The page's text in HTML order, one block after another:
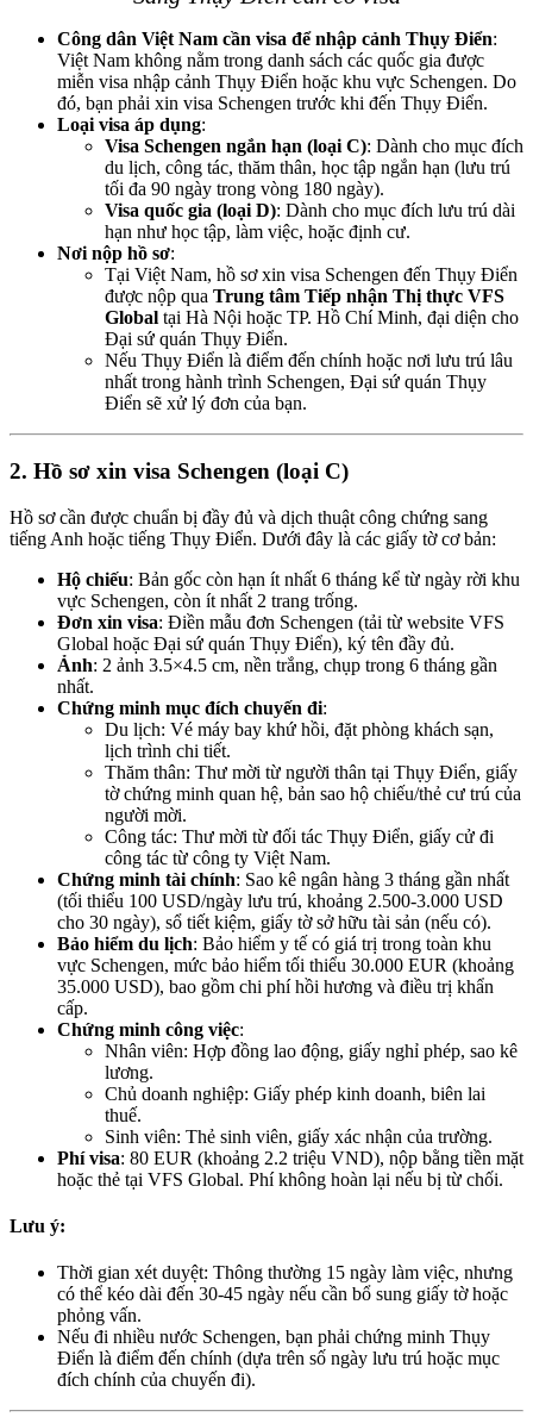
Công dân Việt Nam cần visa để nhập cảnh Thụy Điển:
Việt Nam không nằm trong danh sách các quốc gia được
miễn visa nhập cảnh Thụy Điển hoặc khu vực Schengen. Do
đó, bạn phải xin visa Schengen trước khi đến Thụy Điển.
Loại visa áp dụng:
Visa Schengen ngắn hạn (loại C): Dành cho mục đích
du lịch, công tác, thăm thân, học tập ngắn hạn (lưu trú
tối đa 90 ngày trong vòng 180 ngày).
Visa quốc gia (loại D): Dành cho mục đích lưu trú dài
hạn như học tập, làm việc, hoặc định cư.
Nơi nộp hồ sơ:
Tại Việt Nam, hồ sơ xin visa Schengen đến Thụy Điển
được nộp qua Trung tâm Tiếp nhận Thị thực VFS
Global tại Hà Nội hoặc TP. Hồ Chí Minh, đại diện cho
Đại sứ quán Thụy Điển.
Nếu Thụy Điển là điểm đến chính hoặc nơi lưu trú lâu
nhất trong hành trình Schengen, Đại sứ quán Thụy
Điển sẽ xử lý đơn của bạn.
2. Hồ sơ xin visa Schengen (loại C)
Hồ sơ cần được chuẩn bị đầy đủ và dịch thuật công chứng sang
tiếng Anh hoặc tiếng Thụy Điển. Dưới đây là các giấy tờ cơ bản:
Hộ chiếu: Bản gốc còn hạn ít nhất 6 tháng kể từ ngày rời khu
vực Schengen, còn ít nhất 2 trang trống.
Đơn xin visa: Điền mẫu đơn Schengen (tải từ website VFS
Global hoặc Đại sứ quán Thụy Điển), ký tên đầy đủ.
Ảnh: 2 ảnh 3.5×4.5 cm, nền trắng, chụp trong 6 tháng gần
nhất.
Chứng minh mục đích chuyến đi:
Du lịch: Vé máy bay khứ hồi, đặt phòng khách sạn,
lịch trình chi tiết.
Thăm thân: Thư mời từ người thân tại Thụy Điển, giấy
tờ chứng minh quan hệ, bản sao hộ chiếu/thẻ cư trú của
người mời.
Công tác: Thư mời từ đối tác Thụy Điển, giấy cử đi
công tác từ công ty Việt Nam.
Chứng minh tài chính: Sao kê ngân hàng 3 tháng gần nhất
(tối thiểu 100 USD/ngày lưu trú, khoảng 2.500-3.000 USD
cho 30 ngày), sổ tiết kiệm, giấy tờ sở hữu tài sản (nếu có).
Bảo hiểm du lịch: Bảo hiểm y tế có giá trị trong toàn khu
vực Schengen, mức bảo hiểm tối thiểu 30.000 EUR (khoảng
35.000 USD), bao gồm chi phí hồi hương và điều trị khẩn
cấp.
Chứng minh công việc:
Nhân viên: Hợp đồng lao động, giấy nghỉ phép, sao kê
lương.
Chủ doanh nghiệp: Giấy phép kinh doanh, biên lai
thuế.
Sinh viên: Thẻ sinh viên, giấy xác nhận của trường.
Phí visa: 80 EUR (khoảng 2.2 triệu VND), nộp bằng tiền mặt
hoặc thẻ tại VFS Global. Phí không hoàn lại nếu bị từ chối.
Lưu ý:
Thời gian xét duyệt: Thông thường 15 ngày làm việc, nhưng
có thể kéo dài đến 30-45 ngày nếu cần bổ sung giấy tờ hoặc
phỏng vấn.
Nếu đi nhiều nước Schengen, bạn phải chứng minh Thụy
Điển là điểm đến chính (dựa trên số ngày lưu trú hoặc mục
đích chính của chuyến đi).